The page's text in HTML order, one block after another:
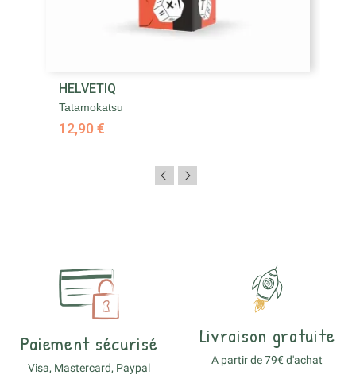
HELVETIQ
Tatamokatsu
12,90 €
Paiement sécurisé
Visa, Mastercard, Paypal
Livraison gratuite
A partir de 79€ d'achat